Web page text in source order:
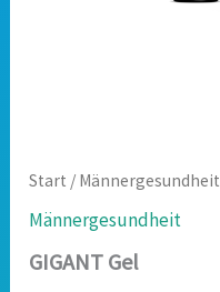
Start / Männergesundheit
Männergesundheit
GIGANT Gel